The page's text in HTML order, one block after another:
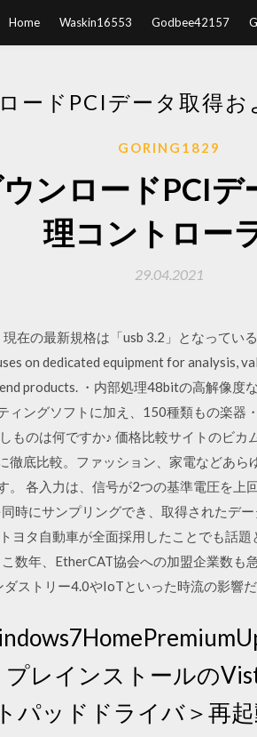
Home Waskin16553 Godbee42157
ードPCIデータ取得
GORING1829
ンロードPCI
理コントロー
29.04.2021
在の最新規格は「usb 3.2」となってい
on dedicated equipment for analysis,
products. ・内部処理48bitの高解像
ィングソフトに加え、150種類もの楽器
ものは何ですか♪ 価格比較サイトのビ
徹底比較。ファッション、家電などあ
。 各入力は、信号が2つの基準電圧を上
時にサンプリングでき、取得されたデ
ヨタ自動車が全面採用したことでも話
数年、EtherCAT協会への加盟企業数も
ストリー4.0やIoTといった時流の影響
レインストールの
パッドドライバ＞再